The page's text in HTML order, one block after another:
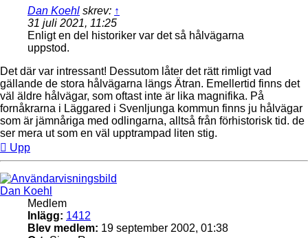
Dan Koehl skrev: ↑
31 juli 2021, 11:25
Enligt en del historiker var det så hålvägarna
uppstod.
Det där var intressant! Dessutom låter det rätt rimligt vad
gällande de stora hålvägarna längs Ätran. Emellertid finns det
väl äldre hålvägar, som oftast inte är lika magnifika. På
fornåkrarna i Läggared i Svenljunga kommun finns ju hålvägar
som är jämnåriga med odlingarna, alltså från förhistorisk tid. de
ser mera ut som en väl upptrampad liten stig.
Upp
Dan Koehl
Medlem
Inlägg: 1412
Blev medlem: 19 september 2002, 01:38